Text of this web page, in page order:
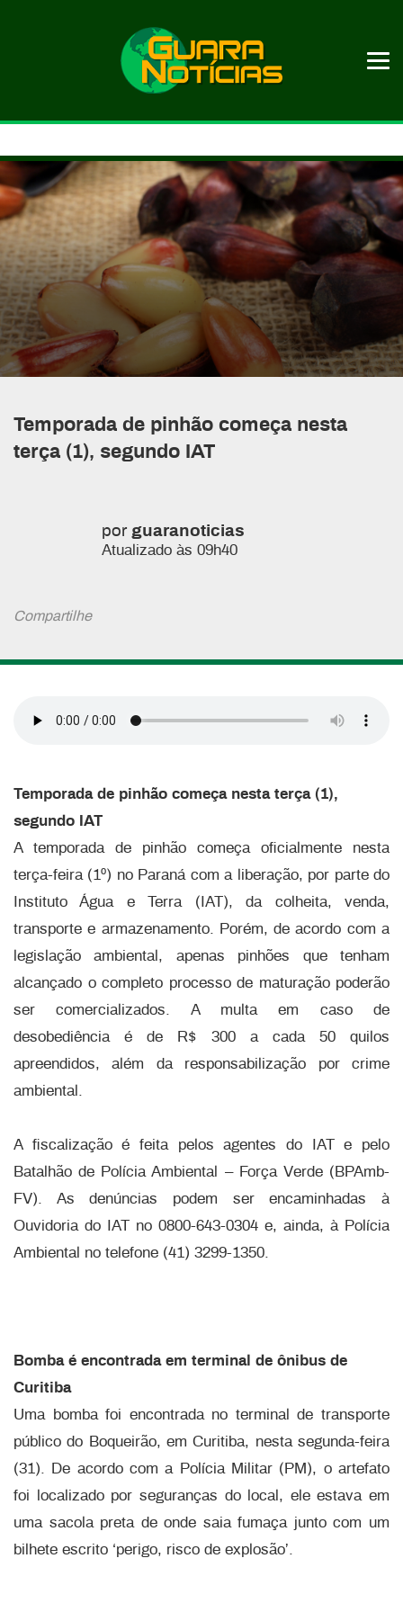
Temporada de pinhão começa nesta
terça (1), segundo IAT
por guaranoticias
Atualizado às 09h40
Compartilhe
Temporada de pinhão começa nesta terça (1),
segundo IAT
A temporada de pinhão começa oficialmente nesta
terça-feira (1º) no Paraná com a liberação, por parte do
Instituto Água e Terra (IAT), da colheita, venda,
transporte e armazenamento. Porém, de acordo com a
legislação ambiental, apenas pinhões que tenham
alcançado o completo processo de maturação poderão
ser comercializados. A multa em caso de
desobediência é de R$ 300 a cada 50 quilos
apreendidos, além da responsabilização por crime
ambiental.
A fiscalização é feita pelos agentes do IAT e pelo
Batalhão de Polícia Ambiental – Força Verde (BPAmb-
FV). As denúncias podem ser encaminhadas à
Ouvidoria do IAT no 0800-643-0304 e, ainda, à Polícia
Ambiental no telefone (41) 3299-1350.
Bomba é encontrada em terminal de ônibus de
Curitiba
Uma bomba foi encontrada no terminal de transporte
público do Boqueirão, em Curitiba, nesta segunda-feira
(31). De acordo com a Polícia Militar (PM), o artefato
foi localizado por seguranças do local, ele estava em
uma sacola preta de onde saia fumaça junto com um
bilhete escrito ‘perigo, risco de explosão’.